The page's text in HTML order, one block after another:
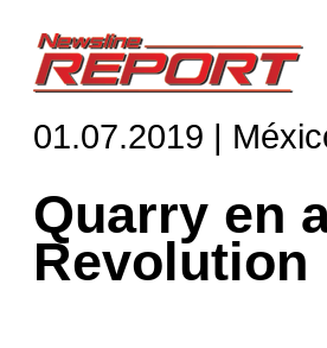
01.07.2019 |
Quarry en
Revolution